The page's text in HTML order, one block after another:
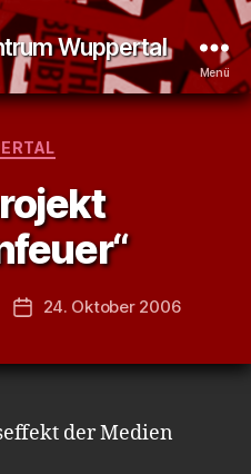
Wuppertal
Menü
Kategorien
Veröffentlichungsdatum
24. Oktober 2006
der Medien